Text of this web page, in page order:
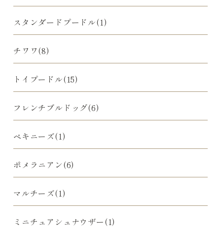
スタンダードプードル(1)
チワワ(8)
トイプードル(15)
フレンチブルドッグ(6)
ペキニーズ(1)
ポメラニアン(6)
マルチーズ(1)
ミニチュアシュナウザー(1)